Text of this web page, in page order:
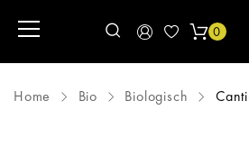
0
Home Bio Biologisch